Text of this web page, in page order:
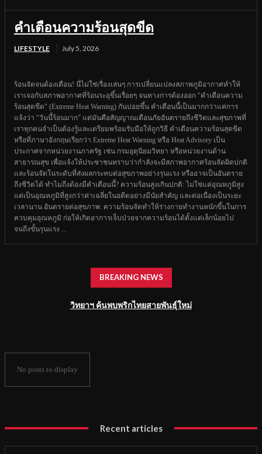
คำเตือนความร้อนสุดขีด
LIFESTYLE July 5, 2026
ร้อนจัดจนต้องเตือน! นี่ไม่ใช่เรื่องเล่นๆ การเปลี่ยนแปลงสภาพภูมิอากาศทำให้
เราเจอกับสภาพอากาศที่ร้อนระอุขึ้นเรื่อยๆ จนทางการต้องออก "คำเตือนความ
ร้อนสุดขีด" (Extreme Heat Warning) กันบ่อยขึ้น คำเตือนนี้เป็นมากกว่าแค่การ
แจ้งว่า "วันนี้ร้อนมาก" แต่มันคือสัญญาณเตือนภัยอันตรายถึงชีวิตและสุขภาพที่
เราทุกคนจำเป็นต้องรู้และเตรียมพร้อมรับมือให้ถูกวิธี คำเตือนความร้อนสุดขีด
หรือที่ภาษาอังกฤษเรียกว่า Extreme Heat Warning หรือ Heat Advisory เป็น
ประกาศจากหน่วยงานภาครัฐ เช่น กรมอุตุนิยมวิทยา หรือหน่วยงานด้าน
สาธารณสุข เพื่อแจ้งให้ประชาชนทราบว่ากำลังจะมีสภาพอากาศร้อนจัดผิดปกติ
และร้อนจัดในระดับที่ส่งผลกระทบต่อสุขภาพอย่างรุนแรง หรืออาจเป็นอันตราย
ถึงชีวิตได้ ทำไมถึงต้องมีคำเตือนนี้? ความร้อนสูงเกินปกติ: ไม่ใช่แค่อุณหภูมิสูง
แต่เป็นอุณหภูมิที่สูงกว่าค่าเฉลี่ยในอดีตอย่างมีนัยสำคัญ และต่อเนื่องเป็นระยะ
เวลานาน อันตรายต่อสุขภาพ: ความร้อนจัดทำให้ร่างกายทำงานหนักขึ้นในการ
ควบคุมอุณหภูมิ ก่อให้เกิดอาการเจ็บป่วยจากความร้อนได้ตั้งแต่เล็กน้อยไป
จนถึงขั้นรุนแรง ...
BREAKING NEWS
วิทยาฯ ค้นพบพริกไทยสายพันธุ์ใหม่
No posts to display
Recent articles